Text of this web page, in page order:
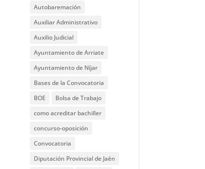
Autobaremación
Auxiliar Administrativo
Auxilio Judicial
Ayuntamiento de Arriate
Ayuntamiento de Níjar
Bases de la Convocatoria
BOE
Bolsa de Trabajo
como acreditar bachiller
concurso-oposición
Convocatoria
Diputación Provincial de Jaén